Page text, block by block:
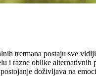
tretmana postaju sve
i razne oblike alternativnih
doživljava na